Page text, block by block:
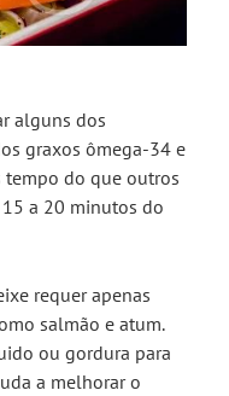
alguns dos
graxos ômega-34 e
tempo do que outros
a 20 minutos do
requer apenas
salmão e atum.
ou gordura para
a melhorar o